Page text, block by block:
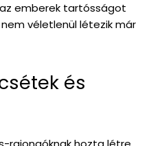
emberek tartósságot
véletlenül létezik már
és